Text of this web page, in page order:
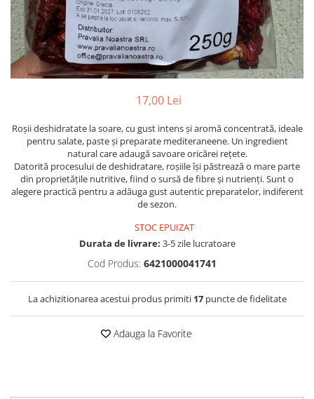
SUPERALIMENTE
LACTATE
BACANIE
PRODUSE ECO / ORGANICE
REMEDII NATURISTE
TOATE PRODUSELE
17,00 Lei
Roșii deshidratate la soare, cu gust intens și aromă concentrată, ideale
pentru salate, paste și preparate mediteraneene. Un ingredient
natural care adaugă savoare oricărei rețete.
Datorită procesului de deshidratare, roșiile își păstrează o mare parte
din proprietățile nutritive, fiind o sursă de fibre și nutrienți. Sunt o
alegere practică pentru a adăuga gust autentic preparatelor, indiferent
de sezon.
STOC EPUIZAT
Durata de livrare: 3-5 zile lucratoare
Cod Produs: 6421000041741
La achizitionarea acestui produs primiti 17puncte de fidelitate
Adauga la Favorite